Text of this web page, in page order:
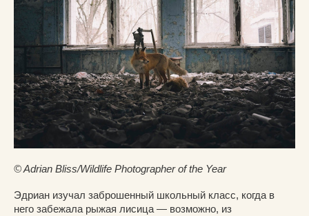
© Adrian Bliss/Wildlife Photographer of the Year
Эдриан изучал заброшенный школьный класс, когда в
него забежала рыжая лисица — возможно, из